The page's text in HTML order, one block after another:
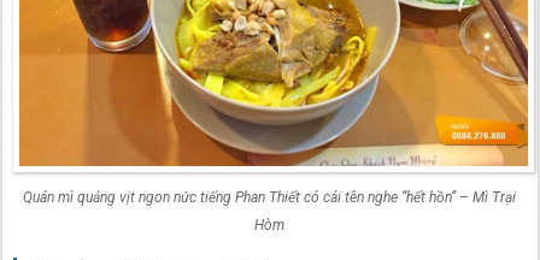
Quán mì quảng vịt ngon nức tiếng Phan Thiết có cái tên nghe “hết hồn” – Mì Trại
Hòm